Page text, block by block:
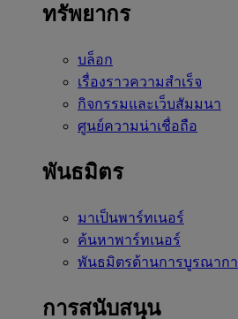
ทรัพยากร
บล็อก
เรื่องราวความสำเร็จ
กิจกรรมและเว็บสัมมนา
ศูนย์ความน่าเชื่อถือ
พันธมิตร
มาเป็นพาร์ทเนอร์
ค้นหาพาร์ทเนอร์
พันธมิตรด้านการบูรณาก
การสนับสนุน